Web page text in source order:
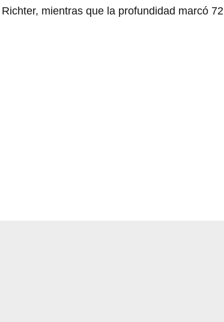
mientras que la profundidad marcó 72